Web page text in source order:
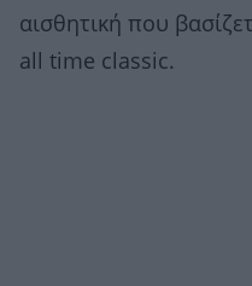
αισθητική που
all time classic.